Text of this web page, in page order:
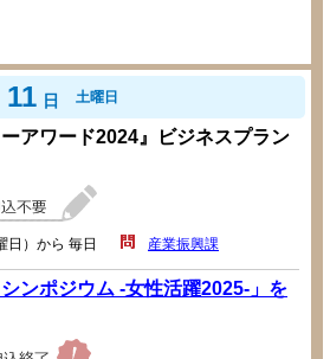
11 日 土曜日
ーアワード2024』ビジネスプラン
日）から 毎日 産業振興課
シンポジウム -女性活躍2025-」を